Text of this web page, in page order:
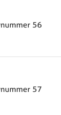
56
57